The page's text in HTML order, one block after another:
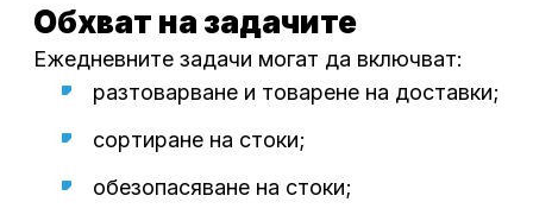
Обхват на задачите
Ежедневните задачи могат да включват:
разтоварване и товарене на доставки;
сортиране на стоки;
обезопасяване на стоки;